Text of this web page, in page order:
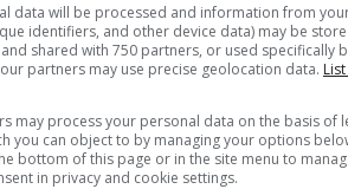
data will be processed and information from
identifiers, and other device data) may be
shared with 750 partners, or used specifically
partners may use precise geolocation data.
may process your personal data on the basis of
you can object to by managing your options
bottom of this page or in the site menu to
in privacy and cookie settings.